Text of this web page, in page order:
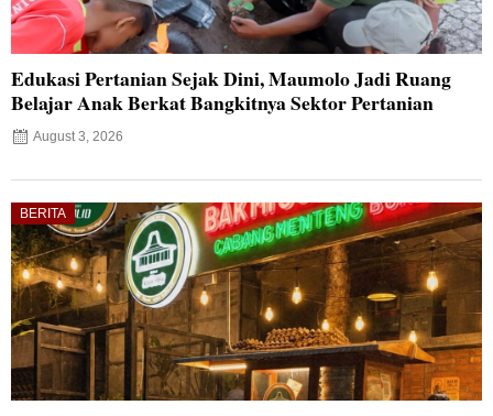
Edukasi Pertanian Sejak Dini, Maumolo Jadi Ruang
Belajar Anak Berkat Bangkitnya Sektor Pertanian
August 3, 2026
BERITA